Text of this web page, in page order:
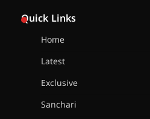
Quick Links
Home
Latest
Exclusive
Sanchari